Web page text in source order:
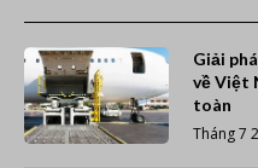
Giải
về Việt
toàn
Tháng 7